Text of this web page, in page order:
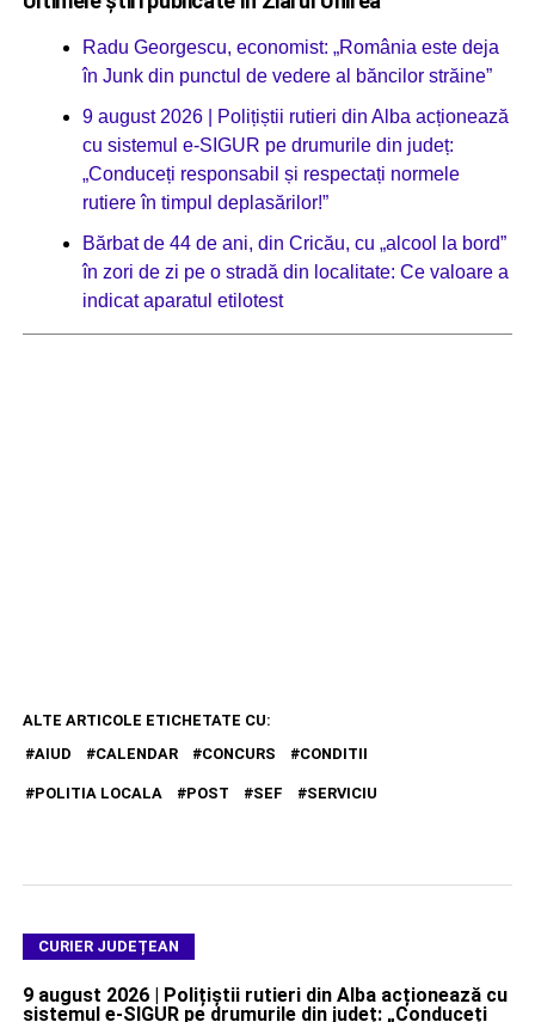
Radu Georgescu, economist: „România este deja
în Junk din punctul de vedere al băncilor străine”
9 august 2026 | Polițiștii rutieri din Alba acționează
cu sistemul e-SIGUR pe drumurile din județ:
„Conduceți responsabil și respectați normele
rutiere în timpul deplasărilor!”
Bărbat de 44 de ani, din Cricău, cu „alcool la bord”
în zori de zi pe o stradă din localitate: Ce valoare a
indicat aparatul etilotest
ALTE ARTICOLE ETICHETATE CU:
AIUD
CALENDAR CONCURS CONDITII
POLITIA LOCALA POST SEF SERVICIU
CURIER JUDEȚEAN
9 august 2026 | Polițiștii rutieri din Alba acționează cu
sistemul e-SIGUR pe drumurile din județ: „Conduceți